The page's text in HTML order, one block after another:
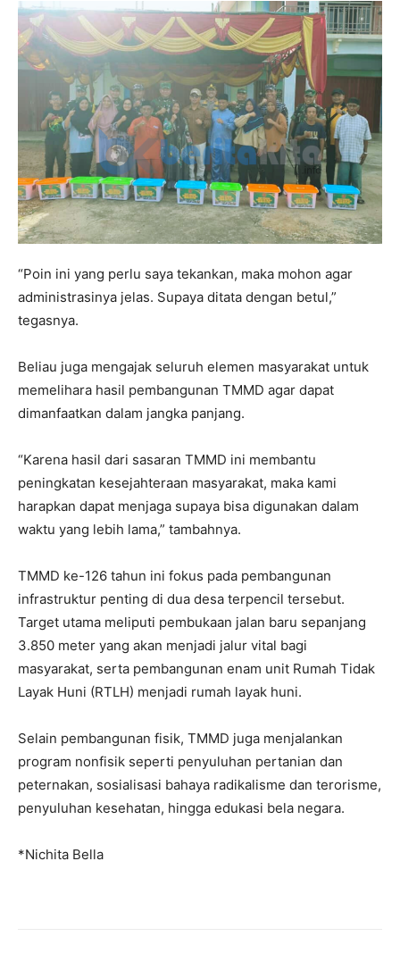
“Poin ini yang perlu saya tekankan, maka mohon agar
administrasinya jelas. Supaya ditata dengan betul,”
tegasnya.
Beliau juga mengajak seluruh elemen masyarakat untuk
memelihara hasil pembangunan TMMD agar dapat
dimanfaatkan dalam jangka panjang.
“Karena hasil dari sasaran TMMD ini membantu
peningkatan kesejahteraan masyarakat, maka kami
harapkan dapat menjaga supaya bisa digunakan dalam
waktu yang lebih lama,” tambahnya.
TMMD ke-126 tahun ini fokus pada pembangunan
infrastruktur penting di dua desa terpencil tersebut.
Target utama meliputi pembukaan jalan baru sepanjang
3.850 meter yang akan menjadi jalur vital bagi
masyarakat, serta pembangunan enam unit Rumah Tidak
Layak Huni (RTLH) menjadi rumah layak huni.
Selain pembangunan fisik, TMMD juga menjalankan
program nonfisik seperti penyuluhan pertanian dan
peternakan, sosialisasi bahaya radikalisme dan terorisme,
penyuluhan kesehatan, hingga edukasi bela negara.
*Nichita Bella